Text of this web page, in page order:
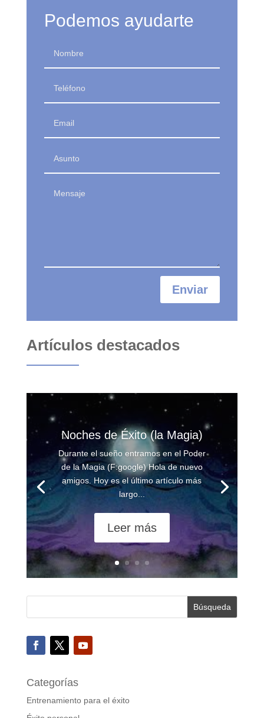
Podemos ayudarte
Enviar
Artículos destacados
Noches de Éxito (la Magia)
Durante el sueño entramos en el Poder
de la Magia (F:google) Hola de nuevo
amigos. Hoy es el último artículo más
largo...
Leer más
Categorías
Entrenamiento para el éxito